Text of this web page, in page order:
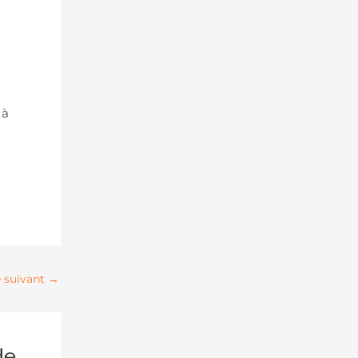
suivant →